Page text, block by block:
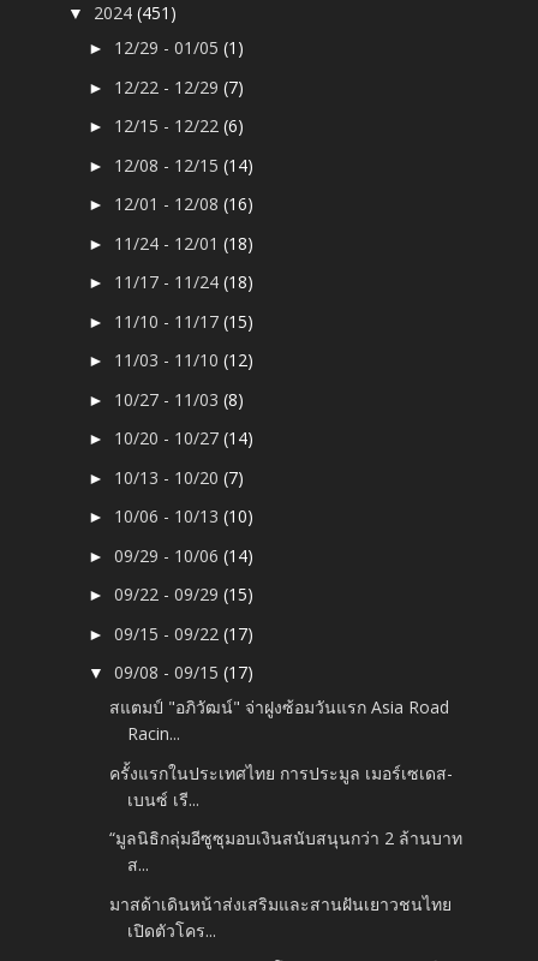
▼ 2024(451)
► 12/29 - 01/05(1)
► 12/22 - 12/29(7)
► 12/15 - 12/22(6)
► 12/08 - 12/15(14)
► 12/01 - 12/08(16)
► 11/24 - 12/01(18)
► 11/17 - 11/24(18)
► 11/10 - 11/17(15)
► 11/03 - 11/10(12)
► 10/27 - 11/03(8)
► 10/20 - 10/27(14)
► 10/13 - 10/20(7)
► 10/06 - 10/13(10)
►09/29 - 10/06(14)
►09/22 - 09/29(15)
►09/15 - 09/22(17)
▼09/08 - 09/15(17)
สแตมป์ "อภิวัฒน์" จ่าฝูงซ้อมวันแรก Asia Road
Racin...
ครั้งแรกในประเทศไทย การประมูล เมอร์เซเดส-
เบนซ์ เรี...
“มูลนิธิกลุ่มอีซูซุมอบเงินสนับสนุนกว่า 2 ล้านบาท
ส...
มาสด้าเดินหน้าส่งเสริมและสานฝันเยาวชนไทย
เปิดตัวโคร...